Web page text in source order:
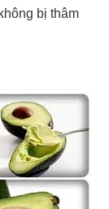
bị thâm